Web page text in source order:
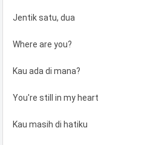
Jentik satu, dua
Where are you?
Kau ada di mana?
You're still in my heart
Kau masih di hatiku